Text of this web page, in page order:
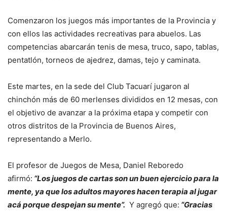
Comenzaron los juegos más importantes de la Provincia y
con ellos las actividades recreativas para abuelos. Las
competencias abarcarán tenis de mesa, truco, sapo, tablas,
pentatlón, torneos de ajedrez, damas, tejo y caminata.
Este martes, en la sede del Club Tacuarí jugaron al
chinchón más de 60 merlenses divididos en 12 mesas, con
el objetivo de avanzar a la próxima etapa y competir con
otros distritos de la Provincia de Buenos Aires,
representando a Merlo.
El profesor de Juegos de Mesa, Daniel Reboredo
afirmó: “Los juegos de cartas son un buen ejercicio para la
mente, ya que los adultos mayores hacen terapia al jugar
acá porque despejan su mente”. Y agregó que: “Gracias